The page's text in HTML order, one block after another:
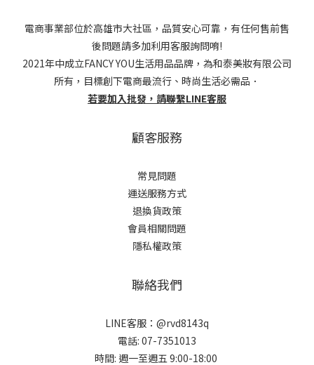
電商事業部位於高雄市大社區，品質安心可靠，有任何售前售
後問題請多加利用客服詢問唷!
2021年中成立FANCY YOU生活用品品牌，為和泰美妝有限公司
所有，目標創下電商最流行、時尚生活必需品．
若要加入批發，請聯繫LINE客服
顧客服務
常見問題
運送服務方式
退換貨政策
會員相關問題
隱私權政策
聯絡我們
LINE客服：@rvd8143q
電話: 07-7351013
時間: 週一至週五 9:00-18:00